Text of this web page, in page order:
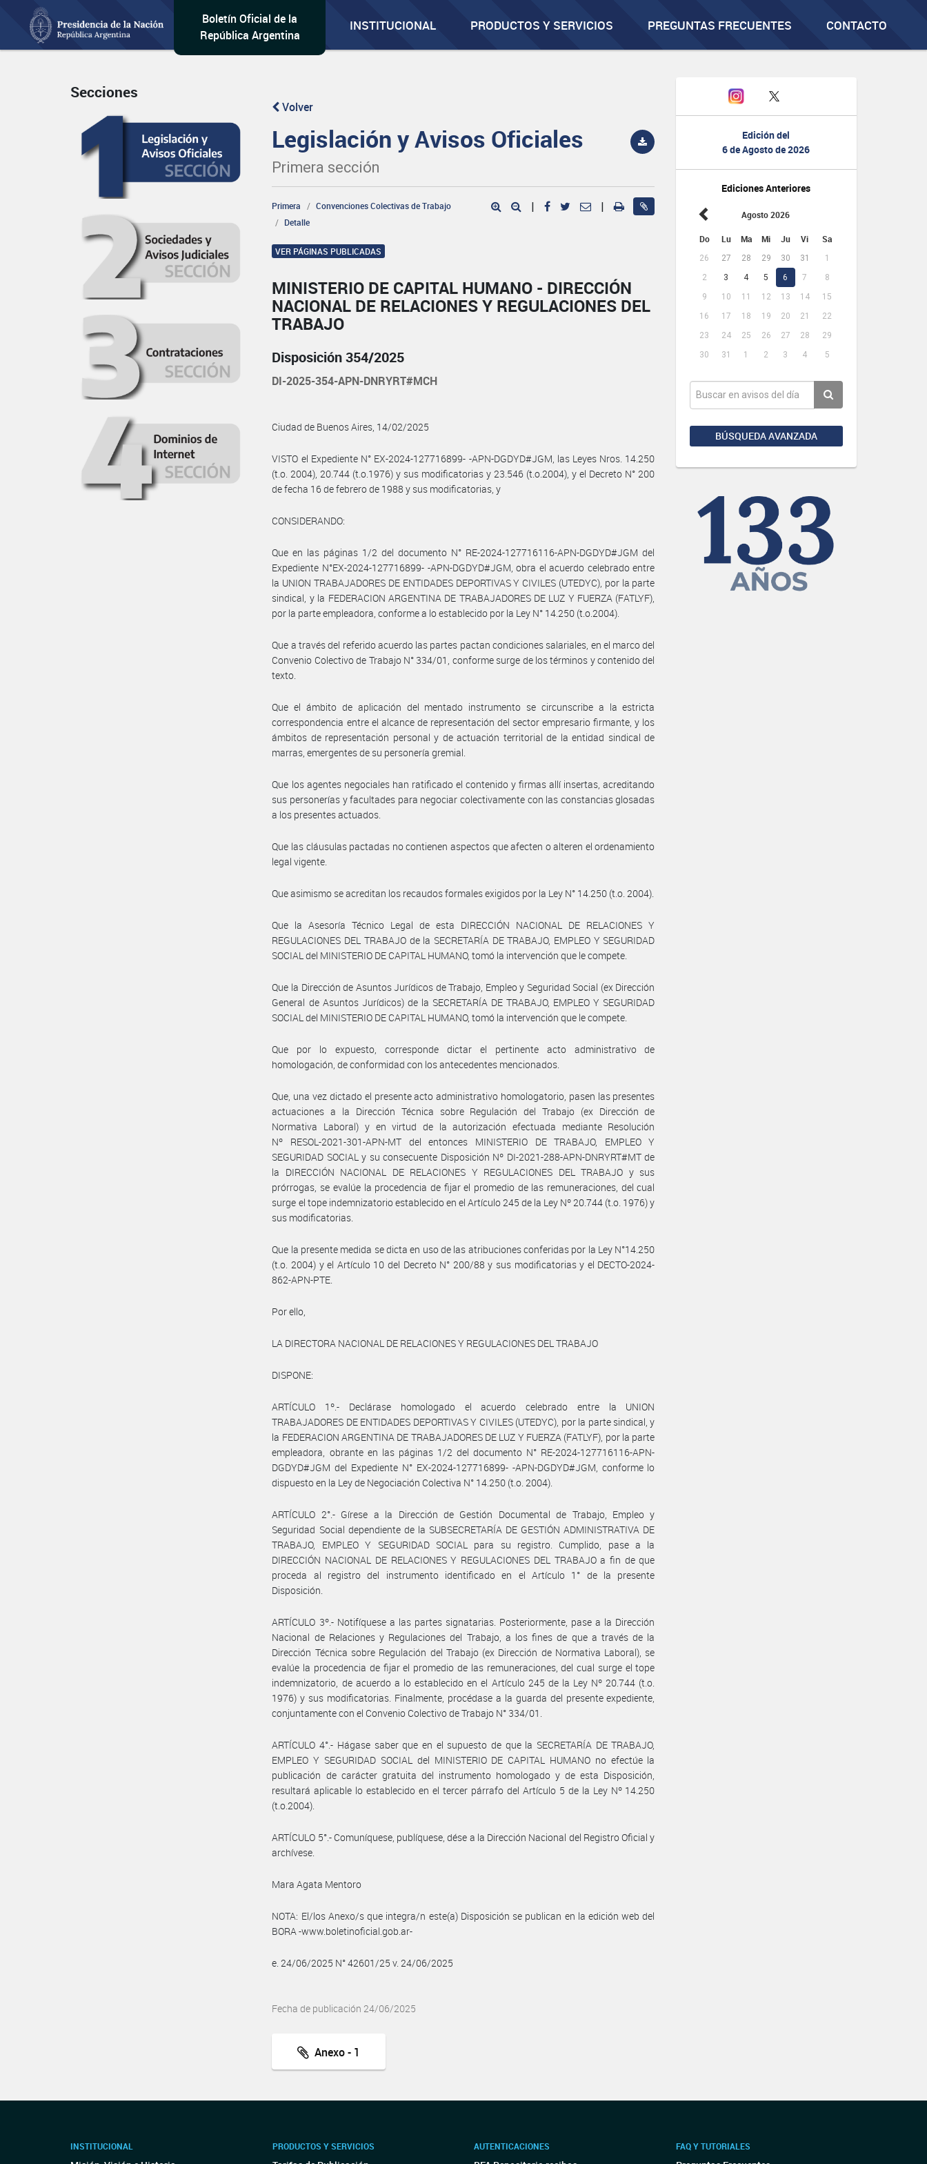
Boletín Oficial de la
República Argentina
INSTITUCIONAL PRODUCTOS Y SERVICIOS PREGUNTAS FRECUENTES CONTACTO
Edición del
6 de Agosto de 2026
Ediciones Anteriores
Agosto 2026
Do Lu Ma Mi Ju Vi Sa
26 27 28 29 30 31
1
2
3 4 5 6 7
8
9
10 11 12 13 14
15
16
17 18 19 20 21
22
23
24 25 26 27 28
29
30
31 1 2 3 4 5
BÚSQUEDA AVANZADA
Secciones
Volver
Legislación y Avisos Oficiales
Primera sección
Primera
Convenciones Colectivas de Trabajo
Detalle
| |
VER PÁGINAS PUBLICADAS
MINISTERIO DE CAPITAL HUMANO - DIRECCIÓN
NACIONAL DE RELACIONES Y REGULACIONES DEL
TRABAJO
Disposición 354/2025
DI-2025-354-APN-DNRYRT#MCH
Ciudad de Buenos Aires, 14/02/2025
VISTO el Expediente N° EX-2024-127716899- -APN-DGDYD#JGM, las Leyes Nros. 14.250
(t.o. 2004), 20.744 (t.o.1976) y sus modificatorias y 23.546 (t.o.2004), y el Decreto N° 200
de fecha 16 de febrero de 1988 y sus modificatorias, y
CONSIDERANDO:
Que en las páginas 1/2 del documento N° RE-2024-127716116-APN-DGDYD#JGM del
Expediente N°EX-2024-127716899- -APN-DGDYD#JGM, obra el acuerdo celebrado entre
la UNION TRABAJADORES DE ENTIDADES DEPORTIVAS Y CIVILES (UTEDYC), por la parte
sindical, y la FEDERACION ARGENTINA DE TRABAJADORES DE LUZ Y FUERZA (FATLYF),
por la parte empleadora, conforme a lo establecido por la Ley N° 14.250 (t.o.2004).
Que a través del referido acuerdo las partes pactan condiciones salariales, en el marco del
Convenio Colectivo de Trabajo N° 334/01, conforme surge de los términos y contenido del
texto.
Que el ámbito de aplicación del mentado instrumento se circunscribe a la estricta
correspondencia entre el alcance de representación del sector empresario firmante, y los
ámbitos de representación personal y de actuación territorial de la entidad sindical de
marras, emergentes de su personería gremial.
Que los agentes negociales han ratificado el contenido y firmas allí insertas, acreditando
sus personerías y facultades para negociar colectivamente con las constancias glosadas
a los presentes actuados.
Que las cláusulas pactadas no contienen aspectos que afecten o alteren el ordenamiento
legal vigente.
Que asimismo se acreditan los recaudos formales exigidos por la Ley N° 14.250 (t.o. 2004).
Que la Asesoría Técnico Legal de esta DIRECCIÓN NACIONAL DE RELACIONES Y
REGULACIONES DEL TRABAJO de la SECRETARÍA DE TRABAJO, EMPLEO Y SEGURIDAD
SOCIAL del MINISTERIO DE CAPITAL HUMANO, tomó la intervención que le compete.
Que la Dirección de Asuntos Jurídicos de Trabajo, Empleo y Seguridad Social (ex Dirección
General de Asuntos Jurídicos) de la SECRETARÍA DE TRABAJO, EMPLEO Y SEGURIDAD
SOCIAL del MINISTERIO DE CAPITAL HUMANO, tomó la intervención que le compete.
Que por lo expuesto, corresponde dictar el pertinente acto administrativo de
homologación, de conformidad con los antecedentes mencionados.
Que, una vez dictado el presente acto administrativo homologatorio, pasen las presentes
actuaciones a la Dirección Técnica sobre Regulación del Trabajo (ex Dirección de
Normativa Laboral) y en virtud de la autorización efectuada mediante Resolución
Nº RESOL-2021-301-APN-MT del entonces MINISTERIO DE TRABAJO, EMPLEO Y
SEGURIDAD SOCIAL y su consecuente Disposición Nº DI-2021-288-APN-DNRYRT#MT de
la DIRECCIÓN NACIONAL DE RELACIONES Y REGULACIONES DEL TRABAJO y sus
prórrogas, se evalúe la procedencia de fijar el promedio de las remuneraciones, del cual
surge el tope indemnizatorio establecido en el Artículo 245 de la Ley Nº 20.744 (t.o. 1976) y
sus modificatorias.
Que la presente medida se dicta en uso de las atribuciones conferidas por la Ley N°14.250
(t.o. 2004) y el Artículo 10 del Decreto N° 200/88 y sus modificatorias y el DECTO-2024-
862-APN-PTE.
Por ello,
LA DIRECTORA NACIONAL DE RELACIONES Y REGULACIONES DEL TRABAJO
DISPONE:
ARTÍCULO 1º.- Declárase homologado el acuerdo celebrado entre la UNION
TRABAJADORES DE ENTIDADES DEPORTIVAS Y CIVILES (UTEDYC), por la parte sindical, y
la FEDERACION ARGENTINA DE TRABAJADORES DE LUZ Y FUERZA (FATLYF), por la parte
empleadora, obrante en las páginas 1/2 del documento N° RE-2024-127716116-APN-
DGDYD#JGM del Expediente N° EX-2024-127716899- -APN-DGDYD#JGM, conforme lo
dispuesto en la Ley de Negociación Colectiva N° 14.250 (t.o. 2004).
ARTÍCULO 2°.- Gírese a la Dirección de Gestión Documental de Trabajo, Empleo y
Seguridad Social dependiente de la SUBSECRETARÍA DE GESTIÓN ADMINISTRATIVA DE
TRABAJO, EMPLEO Y SEGURIDAD SOCIAL para su registro. Cumplido, pase a la
DIRECCIÓN NACIONAL DE RELACIONES Y REGULACIONES DEL TRABAJO a fin de que
proceda al registro del instrumento identificado en el Artículo 1° de la presente
Disposición.
ARTÍCULO 3º.- Notifíquese a las partes signatarias. Posteriormente, pase a la Dirección
Nacional de Relaciones y Regulaciones del Trabajo, a los fines de que a través de la
Dirección Técnica sobre Regulación del Trabajo (ex Dirección de Normativa Laboral), se
evalúe la procedencia de fijar el promedio de las remuneraciones, del cual surge el tope
indemnizatorio, de acuerdo a lo establecido en el Artículo 245 de la Ley Nº 20.744 (t.o.
1976) y sus modificatorias. Finalmente, procédase a la guarda del presente expediente,
conjuntamente con el Convenio Colectivo de Trabajo N° 334/01.
ARTÍCULO 4°.- Hágase saber que en el supuesto de que la SECRETARÍA DE TRABAJO,
EMPLEO Y SEGURIDAD SOCIAL del MINISTERIO DE CAPITAL HUMANO no efectúe la
publicación de carácter gratuita del instrumento homologado y de esta Disposición,
resultará aplicable lo establecido en el tercer párrafo del Artículo 5 de la Ley Nº 14.250
(t.o.2004).
ARTÍCULO 5°.- Comuníquese, publíquese, dése a la Dirección Nacional del Registro Oficial y
archívese.
Mara Agata Mentoro
NOTA: El/los Anexo/s que integra/n este(a) Disposición se publican en la edición web del
BORA -www.boletinoficial.gob.ar-
e. 24/06/2025 N° 42601/25 v. 24/06/2025
Fecha de publicación 24/06/2025
Anexo - 1
INSTITUCIONAL PRODUCTOS Y SERVICIOS AUTENTICACIONES FAQ Y TUTORIALES